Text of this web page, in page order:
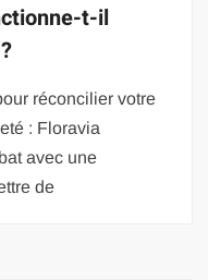
t-il
réconcilier votre
: Floravia
avec une
de